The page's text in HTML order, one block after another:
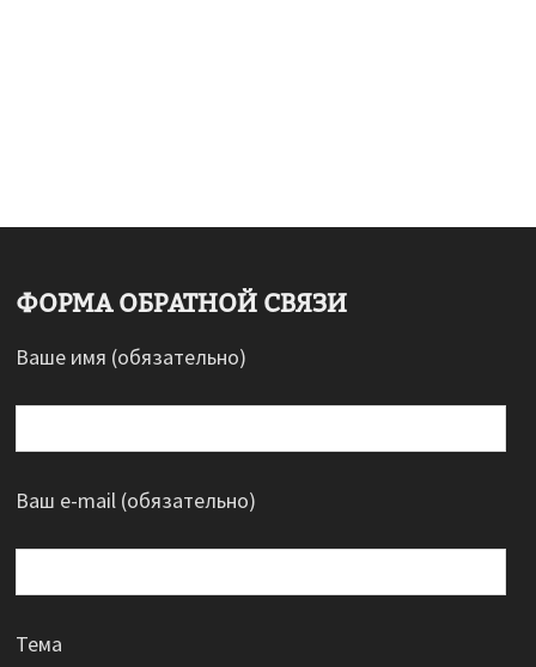
ФОРМА ОБРАТНОЙ СВЯЗИ
Ваше имя (обязательно)
Ваш e-mail (обязательно)
Тема